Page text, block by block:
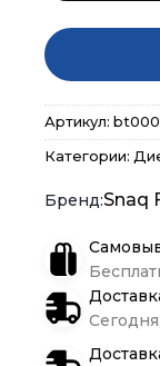
Артикул:
Категории:
Snaq
Контакты
Доставка и
Блог
Контакты
Доставка и
Блог
Контакты
Доставка и
Блог